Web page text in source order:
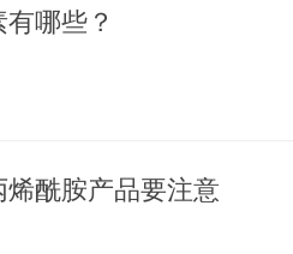
哪些？
酰胺产品要注意